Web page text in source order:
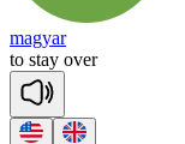
magyar
to stay over